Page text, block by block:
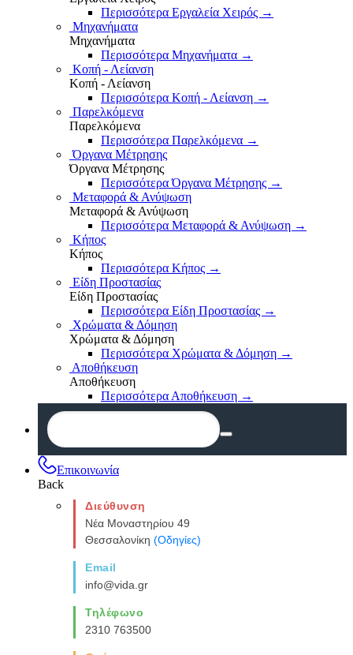
Περισσότερα Εργαλεία Χειρός →
Μηχανήματα
Μηχανήματα
Περισσότερα Μηχανήματα →
Κοπή - Λείανση
Κοπή - Λείανση
Περισσότερα Κοπή - Λείανση →
Παρελκόμενα
Παρελκόμενα
Περισσότερα Παρελκόμενα →
Όργανα Μέτρησης
Όργανα Μέτρησης
Περισσότερα Όργανα Μέτρησης →
Μεταφορά & Ανύψωση
Μεταφορά & Ανύψωση
Περισσότερα Μεταφορά & Ανύψωση →
Κήπος
Κήπος
Περισσότερα Κήπος →
Είδη Προστασίας
Είδη Προστασίας
Περισσότερα Είδη Προστασίας →
Χρώματα & Δόμηση
Χρώματα & Δόμηση
Περισσότερα Χρώματα & Δόμηση →
Αποθήκευση
Αποθήκευση
Περισσότερα Αποθήκευση →
Επικοινωνία
Back
Διεύθυνση
Νέα Μοναστηρίου 49
Θεσσαλονίκη (Οδηγίες)
Email
info@vida.gr
Τηλέφωνο
2310 763500